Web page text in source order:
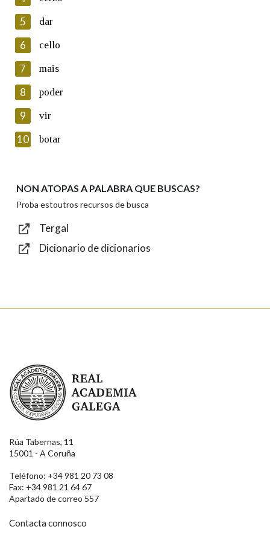
Lin e acepto as condicións da política de
Introduce o código que aparece na imaxe:
Texto de verificación
Enviar
5 dar
6 cello
7 mais
8 poder
9 vir
10 botar
NON ATOPAS A PALABRA QUE BUSCAS?
Proba estoutros recursos de busca
Tergal
Dicionario de dicionarios
Real Academia Galega
Rúa Tabernas, 11
15001 - A Coruña
Teléfono: +34 981 20 73 08
Fax: +34 981 21 64 67
Apartado de correo 557
Contacta connosco